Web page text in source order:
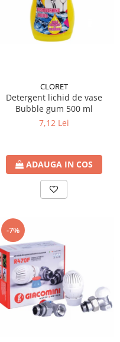
CLORET
Detergent lichid de vase
Bubble gum 500 ml
7,12 Lei
ADAUGA IN COS
-7%